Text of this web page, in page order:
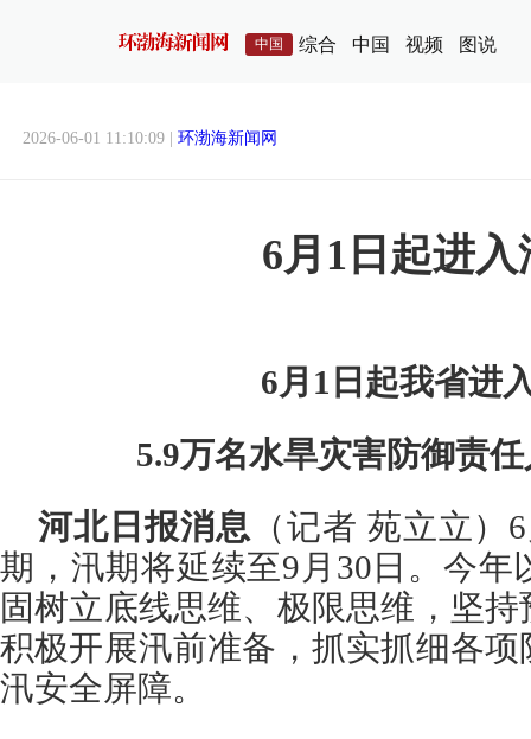
中国 综合 中国 视频 图说
2026-06-01 11:10:09 | 环渤海新闻网
6月1日起进入
6月1日起我省进
5.9万名水旱灾害防御责
河北日报消息 （记者 苑立立
期，汛期将延续至9月30日。今年
固树立底线思维、极限思维，坚
积极开展汛前准备，抓实抓细各
汛安全屏障。